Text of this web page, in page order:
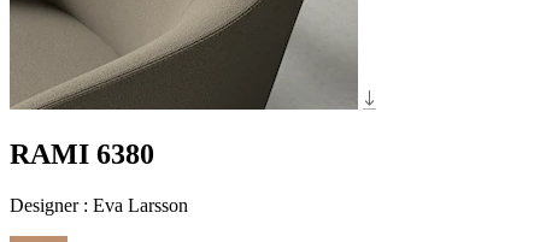
RAMI 6380
Designer : Eva Larsson